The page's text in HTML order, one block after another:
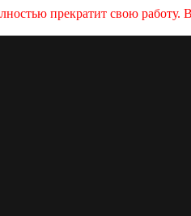
прекратит свою